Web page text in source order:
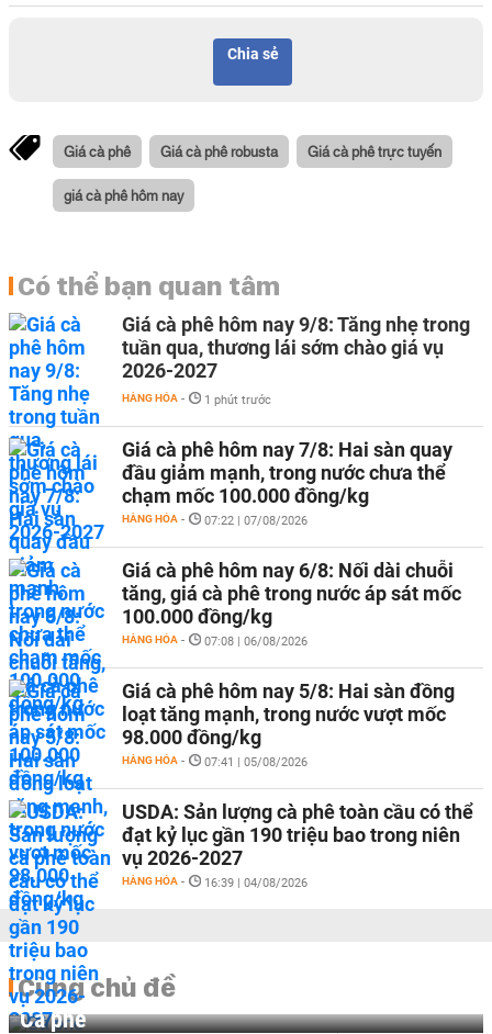
Chia sẻ
Giá cà phê Giá cà phê robusta Giá cà phê trực tuyến
giá cà phê hôm nay
Có thể bạn quan tâm
Giá cà phê hôm nay 9/8: Tăng nhẹ trong
tuần qua, thương lái sớm chào giá vụ
2026-2027
HÀNG HÓA - 1 phút trước
Giá cà phê hôm nay 7/8: Hai sàn quay
đầu giảm mạnh, trong nước chưa thể
chạm mốc 100.000 đồng/kg
HÀNG HÓA - 07:22 | 07/08/2026
Giá cà phê hôm nay 6/8: Nối dài chuỗi
tăng, giá cà phê trong nước áp sát mốc
100.000 đồng/kg
HÀNG HÓA - 07:08 | 06/08/2026
Giá cà phê hôm nay 5/8: Hai sàn đồng
loạt tăng mạnh, trong nước vượt mốc
98.000 đồng/kg
HÀNG HÓA - 07:41 | 05/08/2026
USDA: Sản lượng cà phê toàn cầu có thể
đạt kỷ lục gần 190 triệu bao trong niên
vụ 2026-2027
HÀNG HÓA - 16:39 | 04/08/2026
Cùng chủ đề
Cà phê